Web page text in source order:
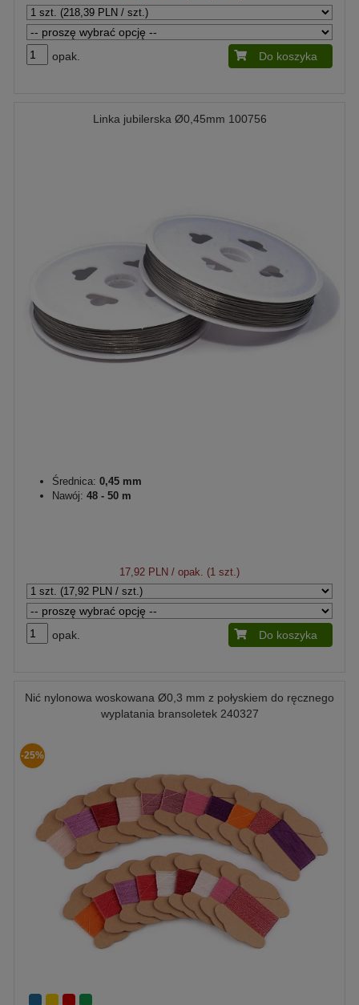
opak. Do koszyka
Linka jubilerska Ø0,45mm 100756
Średnica: 0,45 mm
Nawój: 48 - 50 m
17,92 PLN / opak. (1 szt.)
opak. Do koszyka
Nić nylonowa woskowana Ø0,3 mm z połyskiem do ręcznego
wyplatania bransoletek 240327
-25%